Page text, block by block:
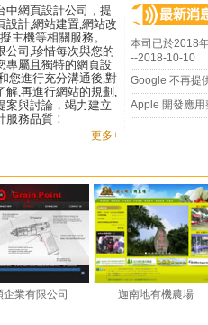
中網頁設計公司，提
設計,網站建置,網站改
主機等相關服務。
公司,珍惜每次與您的
專屬且獨特的網頁設
您進行充分溝通後,對
解,再進行網站的規劃,
案與討論，竭力建立
服務品質！
更多+
本司已於2018
--2018-10-10
Google 不再提
Apple 開發應
有機農場 森永精密工具廠有限公司